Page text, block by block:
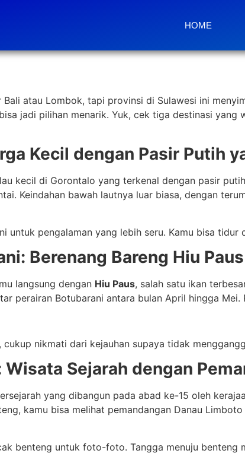
HOME
atau Lombok, tapi provinsi di Sulawesi ini
jadi pilihan menarik. Yuk, cek tiga destinasi yang
Kecil dengan Pasir Putih
kecil di Gorontalo yang terkenal dengan pasir
Keindahan bawah lautnya luar biasa, dengan
untuk pengalaman yang lebih seru. Kamu bisa
Berenang Bareng Hiu
langsung dengan Hiu Paus, salah satu ikan
perairan Botubarani antara bulan April hingga
cukup nikmati dari kejauhan supaya tidak
Wisata Sejarah dengan
yang dibangun pada abad ke-15 oleh
kamu bisa melihat pemandangan Danau
benteng untuk foto-foto. Tangga menuju